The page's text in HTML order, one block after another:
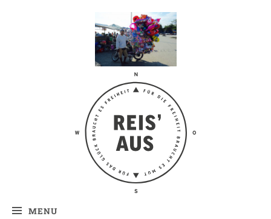
Reis' aus –
Reiseblog
MENU